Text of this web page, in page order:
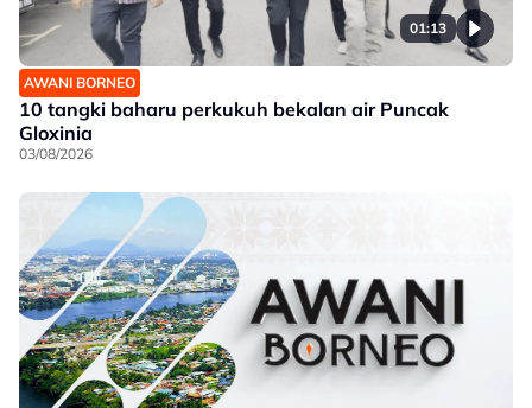
01:13
AWANI BORNEO
10 tangki baharu perkukuh bekalan air Puncak
Gloxinia
03/08/2026